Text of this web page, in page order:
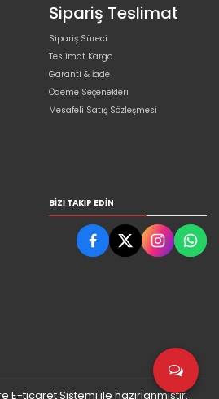
Sipariş Teslimat
Sipariş Süreci
Teslimat Kargo
Garanti & İade
Ödeme Seçenekleri
Mesafeli Satış Sözleşmesi
BIZI TAKIP EDIN
E-ticaret Sistemi ile hazırlanmıştır.